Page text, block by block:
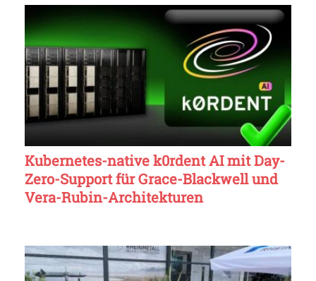
Kubernetes-native k0rdent AI mit Day-
Zero-Support für Grace-Blackwell und
Vera-Rubin-Architekturen